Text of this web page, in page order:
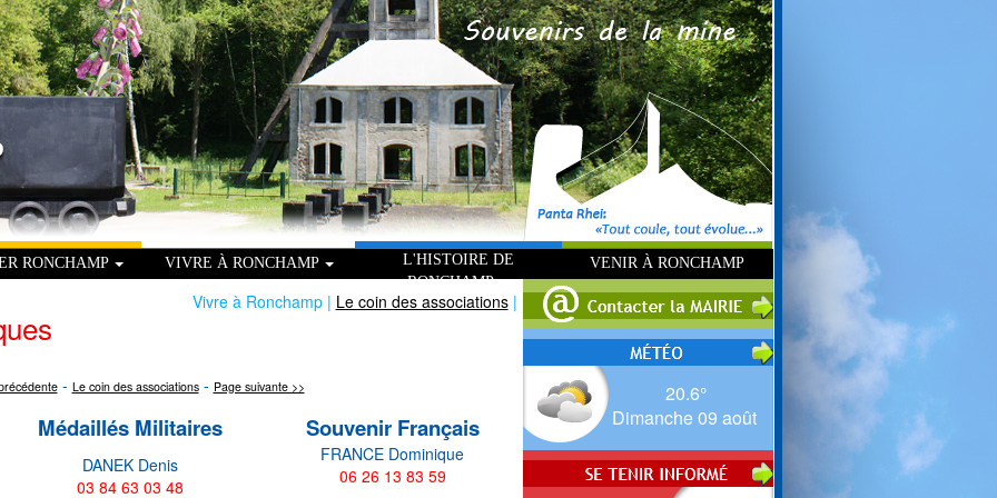
RONCHAMP VIVRE À RONCHAMP
L'HISTOIRE DE
RONCHAMP
VENIR À RONCHAMP
20.6°
Dimanche 09 août
Vivre à Ronchamp | Le coin des associations|
- Le coin des associations- Page suivante >>
Médaillés Militaires
DANEK Denis
03 84 63 03 48
Souvenir Français
FRANCE Dominique
06 26 13 83 59